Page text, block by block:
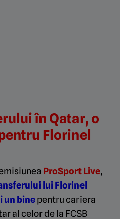
în Qatar, o
Florinel
ProSport Live,
lui Florinel
un binepentru cariera
al celor de la FCSB